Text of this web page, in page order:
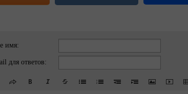
имя:
для ответов: